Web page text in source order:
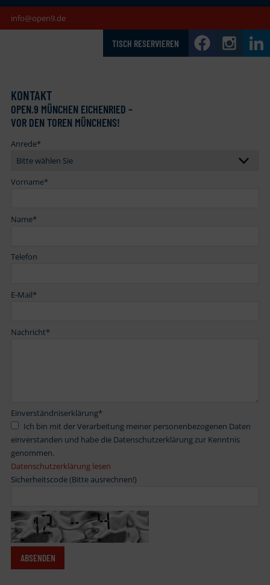
info@open9.de
TISCH RESERVIEREN
KONTAKT
OPEN.9 MÜNCHEN EICHENRIED –
VOR DEN TOREN MÜNCHENS!
Anrede*
Vorname*
Name*
Telefon
E-Mail*
Nachricht*
Einverständniserklärung*
einverstanden und habe die Datenschutzerklärung zur Kenntnis
genommen.
Datenschutzerklärung lesen
Sicherheitscode (Bitte ausrechnen!)